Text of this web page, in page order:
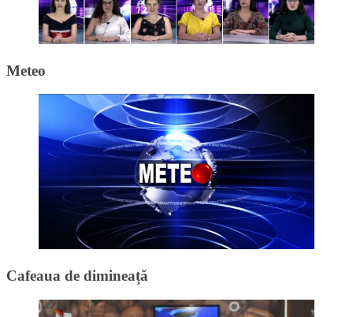
Meteo
Cafeaua de dimineață